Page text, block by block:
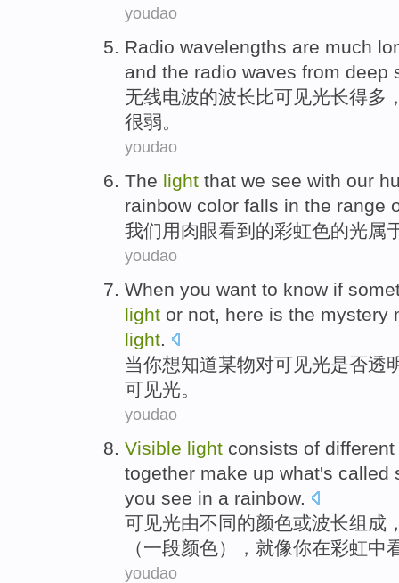
youdao
Radio wavelengths are much
and the radio waves from deep
无线电波的波长 比可见光长得多
很弱。
youdao
The light that we see with our
rainbow color falls in the range
我们用肉眼看到 的彩虹色的光属
youdao
When you want to know if
light or not, here is the mystery
light.
当你想知道某物对可见光是否透
可见光。
youdao
Visible light consists of different
together make up what's called
you see in a rainbow.
可见光由不同的颜色或波长组成
（一段颜色）， 就像你在彩虹中
youdao